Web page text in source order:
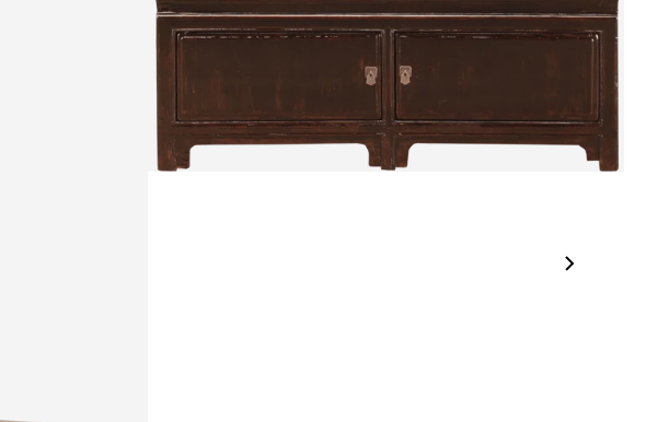
Levertijden:
Het artikel wordt gratis bij u thuis geleverd. Wij streven ernaar uw
bij u thuis te bezorgen.
Retourneren: